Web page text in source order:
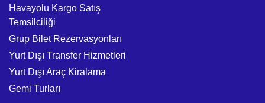
Havayolu Kargo Satış
Temsilciliği
Grup Bilet Rezervasyonları
Yurt Dışı Transfer Hizmetleri
Yurt Dışı Araç Kiralama
Gemi Turları